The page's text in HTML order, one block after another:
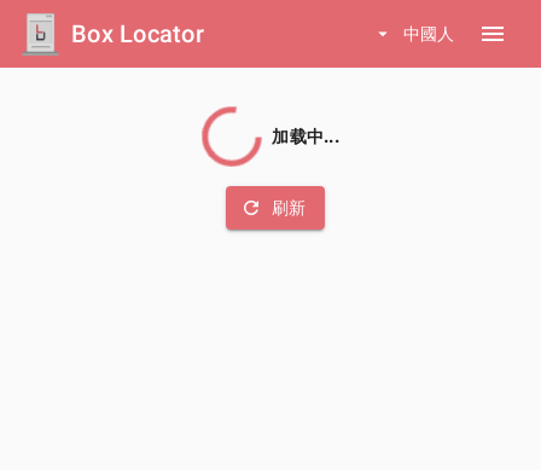
Box Locator arrow_drop_down 中國人 menu
加载中...
refresh 刷新